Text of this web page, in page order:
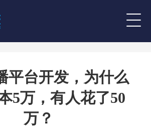
平台开发，为什么
5万，有人花了50
万？